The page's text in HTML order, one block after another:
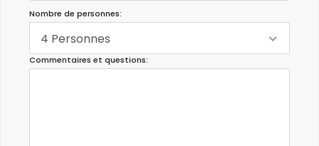
Nombre de personnes:
4 Personnes
Commentaires et questions: